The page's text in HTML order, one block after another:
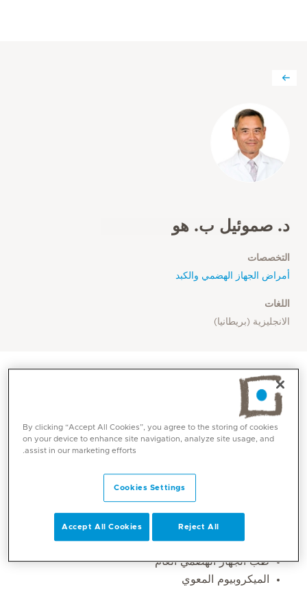
د. صموئيل ب. هو
التخصصات
أمراض الجهاز الهضمي والكبد
اللغات
الانجليزية (بريطانيا)
المهارات الأساسية
طب الجهاز الهضمي العام
الميكروبيوم المعوي
By clicking “Accept All Cookies”, you agree to the storing of cookies
on your device to enhance site navigation, analyze site usage, and
assist in our marketing efforts.
Cookies Settings
Reject All
Accept All Cookies